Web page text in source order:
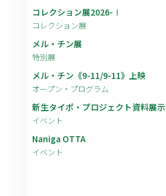
コレクション展2026-Ⅰ
コレクション展
メル・チン展
特別展
メル・チン《9-11/9-11》上映
オープン・プログラム
新生タイポ・プロジェクト資料展示
イベント
Naniga OTTA
イベント